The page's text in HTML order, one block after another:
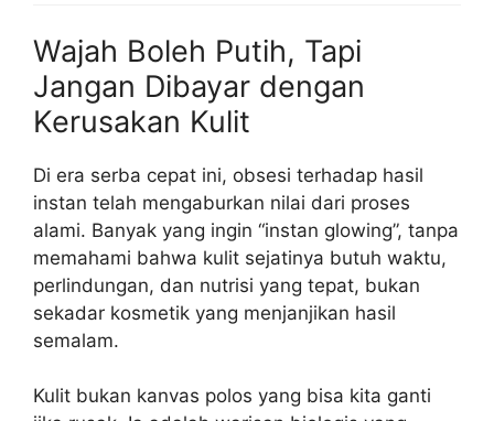
Wajah Boleh Putih, Tapi
Jangan Dibayar dengan
Kerusakan Kulit
Di era serba cepat ini, obsesi terhadap hasil
instan telah mengaburkan nilai dari proses
alami. Banyak yang ingin “instan glowing”, tanpa
memahami bahwa kulit sejatinya butuh waktu,
perlindungan, dan nutrisi yang tepat, bukan
sekadar kosmetik yang menjanjikan hasil
semalam.
Kulit bukan kanvas polos yang bisa kita ganti